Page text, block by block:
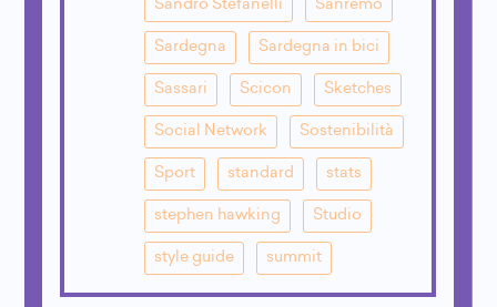
Sandro Stefanelli Sanremo
Sardegna Sardegna in bici
Sassari Scicon Sketches
Social Network Sostenibilità
Sport standard stats
stephen hawking Studio
style guide summit